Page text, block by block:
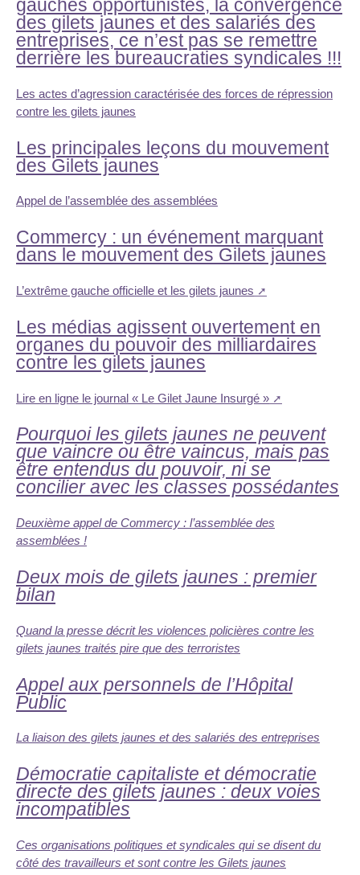
gauches opportunistes, la convergence
des gilets jaunes et des salariés des
entreprises, ce n’est pas se remettre
derrière les bureaucraties syndicales !!!
Les actes d’agression caractérisée des forces de répression
contre les gilets jaunes
Les principales leçons du mouvement
des Gilets jaunes
Appel de l’assemblée des assemblées
Commercy : un événement marquant
dans le mouvement des Gilets jaunes
L’extrême gauche officielle et les gilets jaunes
Les médias agissent ouvertement en
organes du pouvoir des milliardaires
contre les gilets jaunes
Lire en ligne le journal « Le Gilet Jaune Insurgé »
Pourquoi les gilets jaunes ne peuvent
que vaincre ou être vaincus, mais pas
être entendus du pouvoir, ni se
concilier avec les classes possédantes
Deuxième appel de Commercy : l’assemblée des
assemblées !
Deux mois de gilets jaunes : premier
bilan
Quand la presse décrit les violences policières contre les
gilets jaunes traités pire que des terroristes
Appel aux personnels de l’Hôpital
Public
La liaison des gilets jaunes et des salariés des entreprises
Démocratie capitaliste et démocratie
directe des gilets jaunes : deux voies
incompatibles
Ces organisations politiques et syndicales qui se disent du
côté des travailleurs et sont contre les Gilets jaunes